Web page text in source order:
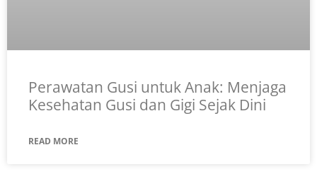
Perawatan Gusi untuk Anak: Menjaga
Kesehatan Gusi dan Gigi Sejak Dini
READ MORE